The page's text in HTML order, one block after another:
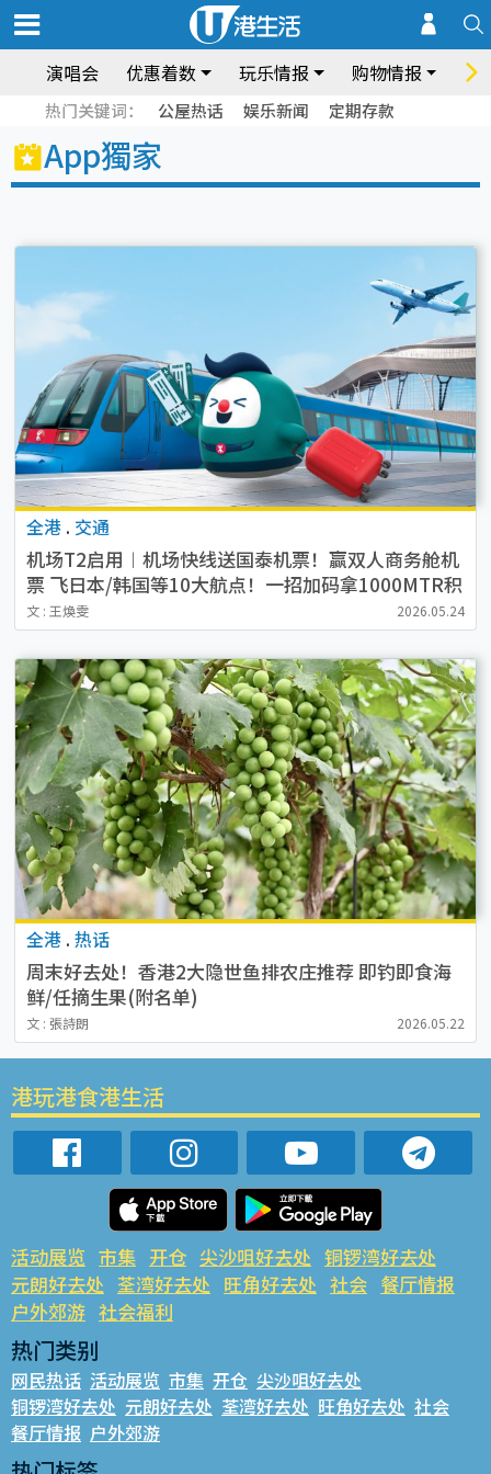
演唱会 优惠着数 玩乐情报 购物情报 饮
热门关键词： 公屋热话 娱乐新闻 定期存款
App獨家
全港 . 交通
机场T2启用︱机场快线送国泰机票！赢双人商务舱机
票 飞日本/韩国等10大航点！一招加码拿1000MTR积
分
文 : 王煥雯 2026.05.24
全港 . 热话
周末好去处！香港2大隐世鱼排农庄推荐 即钓即食海
鲜/任摘生果(附名单)
文 : 張詩朗 2026.05.22
港玩港食港生活
活动展览 市集 开仓 尖沙咀好去处 铜锣湾好去处
元朗好去处 荃湾好去处 旺角好去处 社会 餐厅情报
户外郊游 社会福利
热门类别
网民热话 活动展览 市集 开仓 尖沙咀好去处
铜锣湾好去处 元朗好去处 荃湾好去处 旺角好去处 社会
餐厅情报 户外郊游